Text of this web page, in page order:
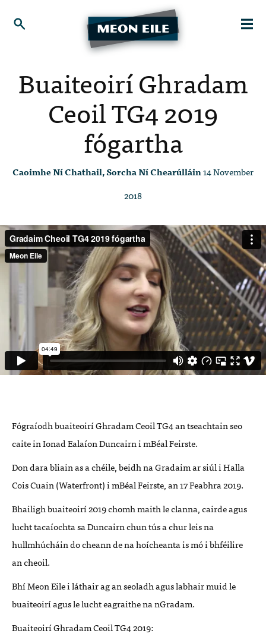
Buaiteoirí Ghradam
Ceoil TG4 2019
fógartha
Caoimhe Ní Chathail, Sorcha Ní Chearúlláin14 November
2018
Fógraíodh buaiteoirí Ghradam Ceoil TG4 an tseachtain seo
caite in Ionad Ealaíon Duncairn i mBéal Feirste.
Don dara bliain as a chéile, beidh na Gradaim ar siúl i Halla
Cois Cuain (Waterfront) i mBéal Feirste, an 17 Feabhra 2019.
Bhailigh buaiteoirí 2019 chomh maith le clanna, cairde agus
lucht tacaíochta sa Duncairn chun tús a chur leis na
hullmhúcháin do cheann de na hoícheanta is mó i bhféilire
an cheoil.
Bhí Meon Eile i láthair ag an seoladh agus labhair muid le
buaiteoirí agus le lucht eagraithe na nGradam.
Buaiteoirí Ghradam Ceoil TG4 2019: